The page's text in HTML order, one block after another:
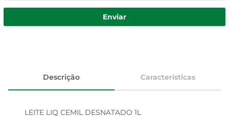
Enviar
Descrição Características
LEITE LIQ CEMIL DESNATADO 1L